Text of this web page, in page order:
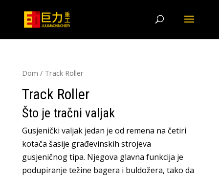
Dom / Track Roller
Track Roller
Što je tračni valjak
Gusjenički valjak jedan je od remena na četiri
kotača šasije građevinskih strojeva
gusjeničnog tipa. Njegova glavna funkcija je
podupiranje težine bagera i buldožera, tako da